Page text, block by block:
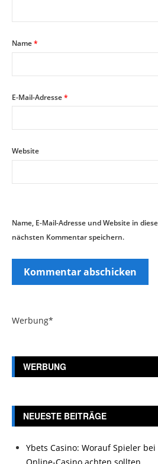
Name*
E-Mail-Adresse*
Website
Name, E-Mail-Adresse und Website in
nächsten Kommentar speichern.
Werbung*
WERBUNG
NEUESTE BEITRÄGE
Ybets Casino: Worauf Spieler
Online-Casino achten sollten